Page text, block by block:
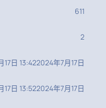
611
2
17日 13:422024年7月17日
17日 13:522024年7月17日